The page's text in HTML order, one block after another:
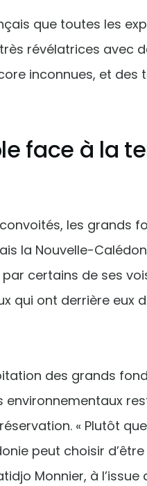
que toutes les
révélatrices avec
inconnues, et des
face à la
les grands
la Nouvelle-
certains de ses
qui ont derrière eux
des grands
« Plutôt
peut choisir
Monnier, à